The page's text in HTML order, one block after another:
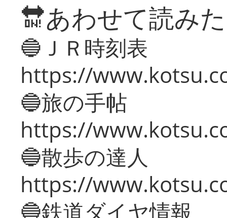
🔛あわせて読み
🔵ＪＲ時刻表
https://
🔵旅の手帖
https://
🔵散歩の達人
https://
🔵鉄道ダイヤ情報